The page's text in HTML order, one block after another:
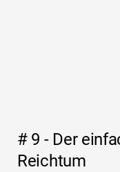
# 9 - Der
Reichtum